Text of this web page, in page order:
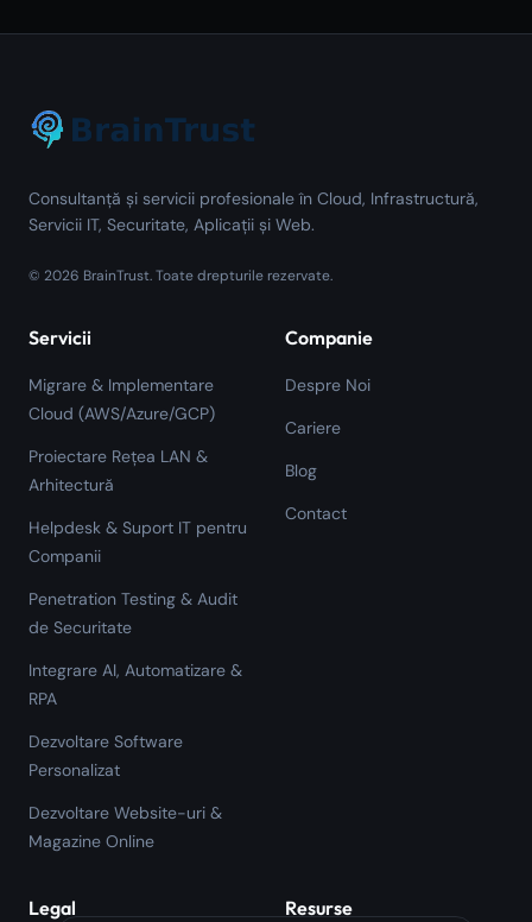
Consultanță și servicii profesionale în Cloud, Infrastructură,
Servicii IT, Securitate, Aplicații și Web.
© 2026 BrainTrust.Toate drepturile rezervate.
Servicii
Migrare & Implementare
Cloud (AWS/Azure/GCP)
Proiectare Rețea LAN &
Arhitectură
Helpdesk & Suport IT pentru
Companii
Penetration Testing & Audit
de Securitate
Integrare AI, Automatizare &
RPA
Dezvoltare Software
Personalizat
Dezvoltare Website-uri &
Magazine Online
Companie
Despre Noi
Cariere
Blog
Contact
Legal Resurse